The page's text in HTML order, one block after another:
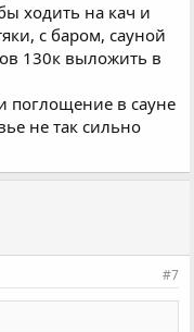
ходить на кач и
с баром, сауной
130к выложить в
поглощение в сауне
не так сильно
#7